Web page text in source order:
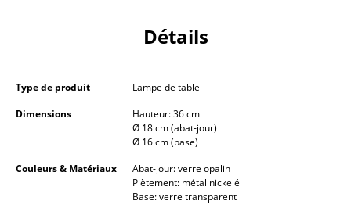
Caissons roulants et Meubles d’appoint
Petits rangements
Pièces détachées
... voir tous les rangements
Détails
Type de produit
Lampe de table
Dimensions
Hauteur: 36 cm
Ø 18 cm (abat-jour)
Ø 16 cm (base)
Couleurs & Matériaux
Abat-jour: verre opalin
Piètement: métal nickelé
Base: verre transparent